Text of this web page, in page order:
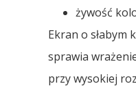
żywość
Ekran o słabym
sprawia
przy wysokiej